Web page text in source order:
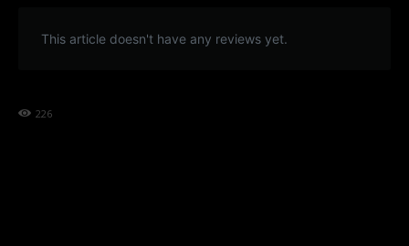
This article doesn't have any reviews yet.
226